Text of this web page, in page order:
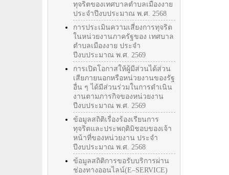
ทุจริตของเทศบาลตำบลเมืองงาย
ประจำปีงบประมาณ พ.ศ. 2568
การประเมินความเสี่ยงการทุจริต
ในหน่วยงานภาครัฐของ เทศบาล
ตำบลเมืองงาย ประจำ
ปีงบประมาณ พ.ศ. 2569
การเปิดโอกาสให้ผู้มีส่วนได้ส่วน
เสียภายนอกหรือหน่วยงานของรัฐ
อื่น ๆ ได้มีส่วนร่วมในการดำเนิน
งานตามภารกิจของหน่วยงาน
ปีงบประมาณ พ.ศ. 2569
ข้อมูลสถิติเรื่องร้องเรียนการ
ทุจริตและประพฤติมิชอบของเจ้า
หน้าที่ของหน่วยงาน ประจำ
ปีงบประมาณ พ.ศ. 2568
ข้อมูลสถิติการขอรับบริการผ่าน
ช่องทางออนไลน์(E–SERVICE)